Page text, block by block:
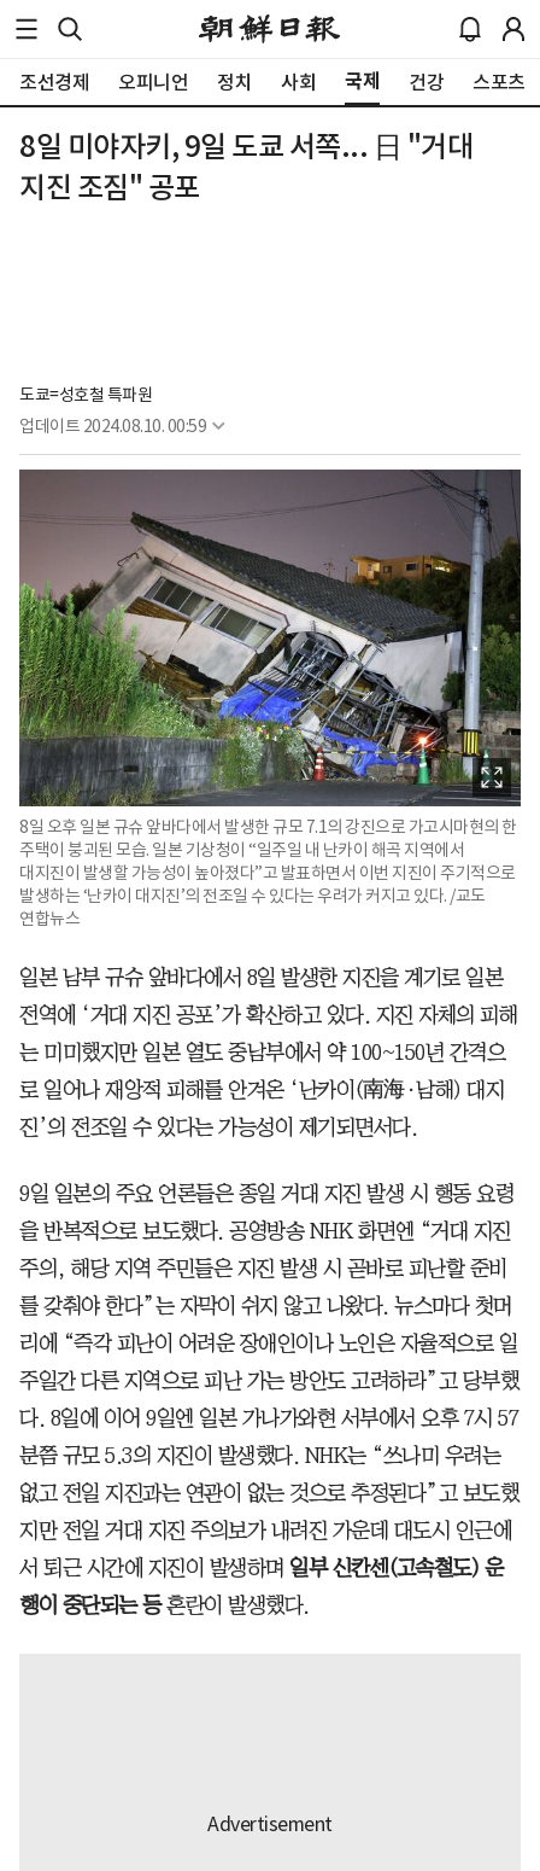
조선경제 오피니언 정치 사회 국제 건강 스포츠
8일 미야자키, 9일 도쿄 서쪽... 日 "거대
지진 조짐" 공포
도쿄=성호철 특파원
업데이트 2024.08.10. 00:59
8일 오후 일본 규슈 앞바다에서 발생한 규모 7.1의 강진으로 가고시마현의 한
주택이 붕괴된 모습. 일본 기상청이 “일주일 내 난카이 해곡 지역에서
대지진이 발생할 가능성이 높아졌다”고 발표하면서 이번 지진이 주기적으로
발생하는 ‘난카이 대지진’의 전조일 수 있다는 우려가 커지고 있다. /교도
연합뉴스
일본 남부 규슈 앞바다에서 8일 발생한 지진을 계기로 일본
전역에 ‘거대 지진 공포’가 확산하고 있다. 지진 자체의 피해
는 미미했지만 일본 열도 중남부에서 약 100~150년 간격으
로 일어나 재앙적 피해를 안겨온 ‘난카이(南海·남해) 대지
진’의 전조일 수 있다는 가능성이 제기되면서다.
9일 일본의 주요 언론들은 종일 거대 지진 발생 시 행동 요령
을 반복적으로 보도했다. 공영방송 NHK 화면엔 “거대 지진
주의, 해당 지역 주민들은 지진 발생 시 곧바로 피난할 준비
를 갖춰야 한다”는 자막이 쉬지 않고 나왔다. 뉴스마다 첫머
리에 “즉각 피난이 어려운 장애인이나 노인은 자율적으로 일
주일간 다른 지역으로 피난 가는 방안도 고려하라”고 당부했
다. 8일에 이어 9일엔 일본 가나가와현 서부에서 오후 7시 57
분쯤 규모 5.3의 지진이 발생했다. NHK는 “쓰나미 우려는
없고 전일 지진과는 연관이 없는 것으로 추정된다”고 보도했
지만 전일 거대 지진 주의보가 내려진 가운데 대도시 인근에
서 퇴근 시간에 지진이 발생하며 일부 신칸센(고속철도) 운
행이 중단되는 등혼란이 발생했다.